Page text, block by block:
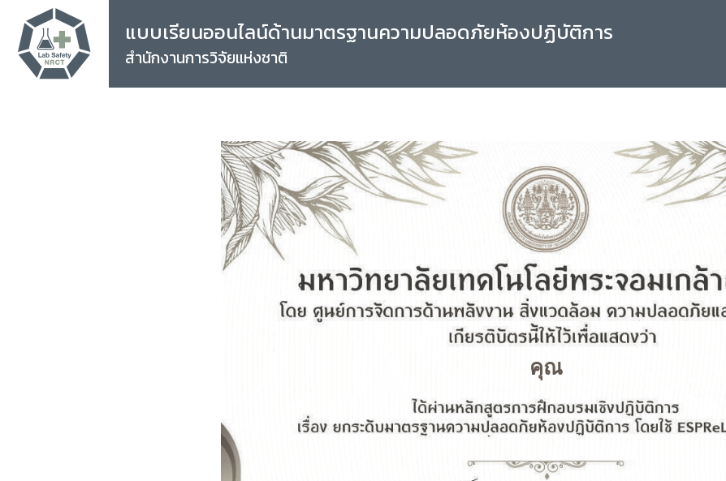
แบบเรียนออนไลน์ด้านมาตรฐานความปลอดภัยห้องปฏิบัติการ
สำนักงานการวิจัยแห่งชาติ
คุณ